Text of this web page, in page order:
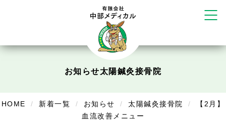
かえる堂鍼灸院 整骨院 うるま店 ウェルネス鍼灸院・接骨院 甲府千
リラクゼーション
ボディコンフォート Cure
お知らせ太陽鍼灸接骨院
HOME 新着一覧 お知らせ 太陽鍼灸接骨院
【2月】
血流改善メニュー